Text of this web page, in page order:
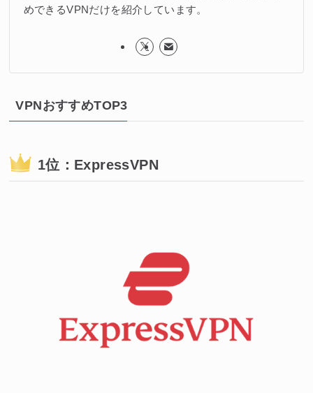
めできるVPNだけを紹介しています。
VPNおすすめTOP3
1位：ExpressVPN